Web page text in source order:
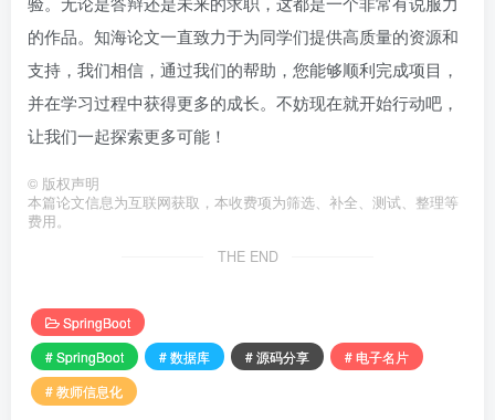
的作品。知海论文一直致力于为同学们提供高质量的资源和
支持，我们相信，通过我们的帮助，您能够顺利完成项目，
并在学习过程中获得更多的成长。不妨现在就开始行动吧，
让我们一起探索更多可能！
© 版权声明
本篇论文信息为互联网获取，本收费项为筛选、补全、测试、整理等
费用。
THE END
SpringBoot
# SpringBoot
# 数据库 # 源码分享
# 电子名片
# 教师信息化